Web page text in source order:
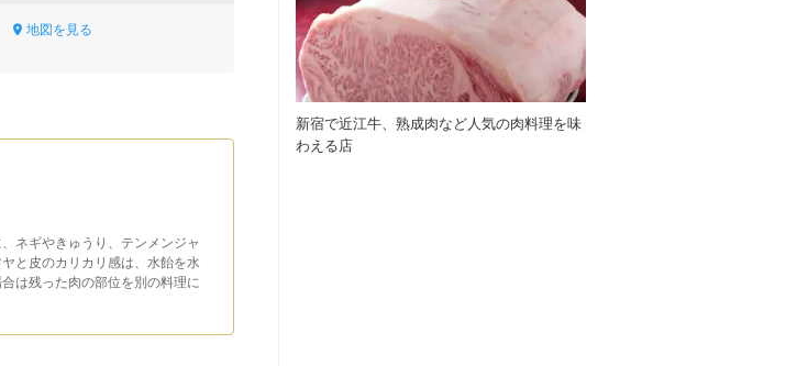
地図を見る
ネギやきゅうり、テンメンジャ
と皮のカリカリ感は、水飴を水
は残った肉の部位を別の料理に
新宿で近江牛、熟成肉など人気の肉料理を味
わえる店